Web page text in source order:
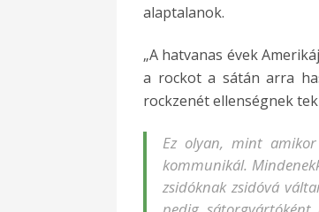
alaptalanok.
„A hatvanas évek
a rockot a sátán arra
rockzenét ellenségnek
Ez olyan, mint
kommunikál.
zsidóknak zsidóvá